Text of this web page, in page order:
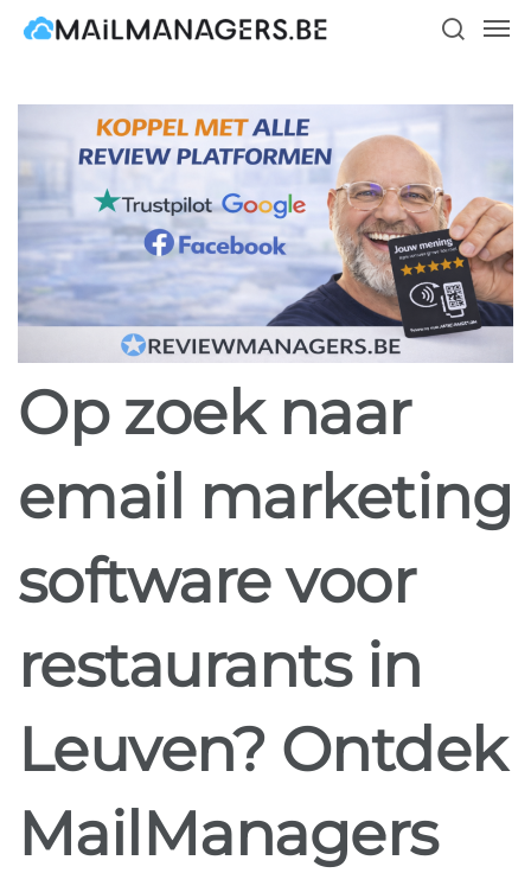
Skip
Op zoek naar
email marketing
software voor
restaurants in
Leuven? Ontdek
MailManagers